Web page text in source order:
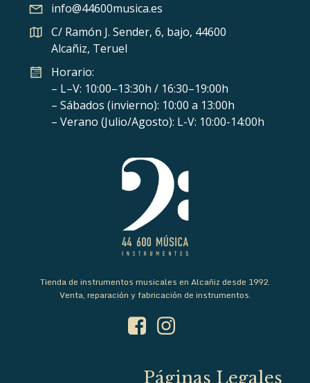
info@44600musica.es
C/ Ramón J. Sender, 6, bajo, 44600
Alcañiz, Teruel
Horario:
– L–V: 10:00–13:30h / 16:30–19:00h
– Sábados (invierno): 10:00 a 13:00h
– Verano (Julio/Agosto): L-V: 10:00-14:00h
Tienda de instrumentos musicales en Alcañiz desde 1992.
Venta, reparación y fabricación de instrumentos.
Páginas Legales